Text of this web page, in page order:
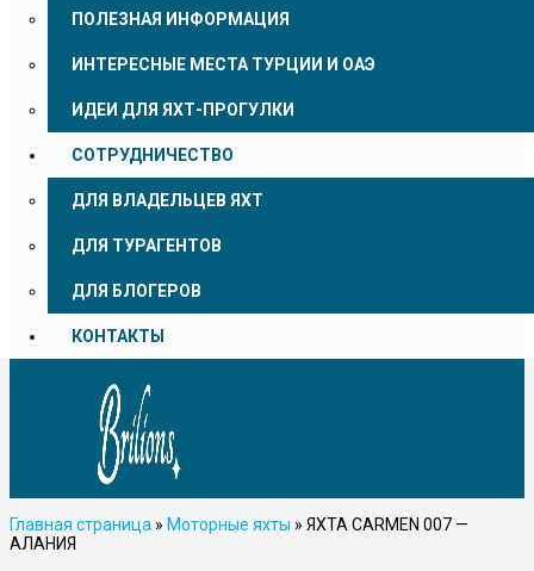
ПОЛЕЗНАЯ ИНФОРМАЦИЯ
ИНТЕРЕСНЫЕ МЕСТА ТУРЦИИ И ОАЭ
ИДЕИ ДЛЯ ЯХТ-ПРОГУЛКИ
СОТРУДНИЧЕСТВО
ДЛЯ ВЛАДЕЛЬЦЕВ ЯХТ
ДЛЯ ТУРАГЕНТОВ
ДЛЯ БЛОГЕРОВ
КОНТАКТЫ
Главная страница » Моторные яхты » ЯХТА CARMEN 007 —
АЛАНИЯ